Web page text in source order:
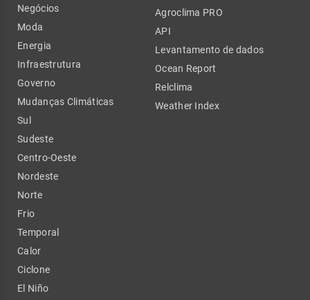
Negócios
Moda
Energia
Infraestrutura
Governo
Mudanças Climáticas
Sul
Sudeste
Centro-Oeste
Nordeste
Norte
Frio
Temporal
Calor
Ciclone
El Niño
Agroclima PRO
API
Levantamento de dados
Ocean Report
Relclima
Weather Index